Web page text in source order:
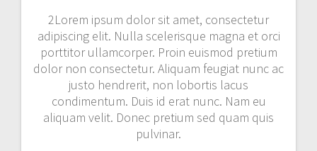
2Lorem ipsum dolor sit amet, consectetur
adipiscing elit. Nulla scelerisque magna et orci
porttitor ullamcorper. Proin euismod pretium
dolor non consectetur. Aliquam feugiat nunc ac
justo hendrerit, non lobortis lacus
condimentum. Duis id erat nunc. Nam eu
aliquam velit. Donec pretium sed quam quis
pulvinar.